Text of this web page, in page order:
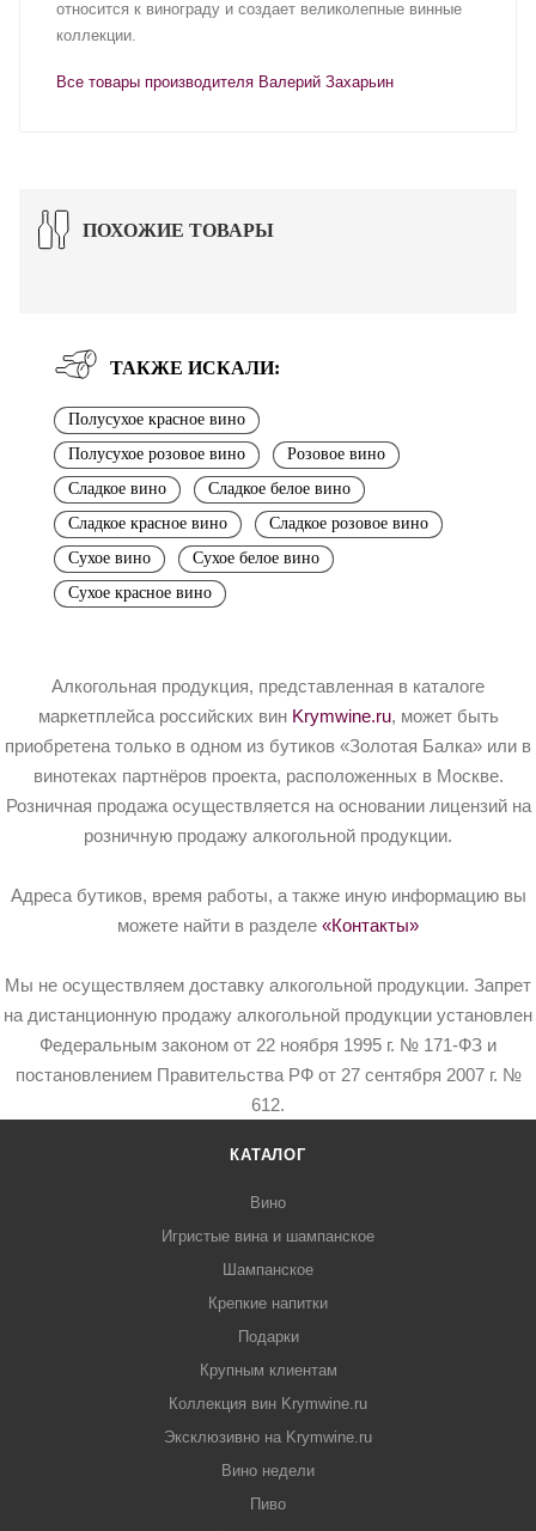
относится к винограду и создает великолепные винные
коллекции.
Все товары производителя Валерий Захарьин
ПОХОЖИЕ ТОВАРЫ
ТАКЖЕ ИСКАЛИ:
Полусухое красное вино
Полусухое розовое вино
Розовое вино
Сладкое вино
Сладкое белое вино
Сладкое красное вино
Сладкое розовое вино
Сухое вино
Сухое белое вино
Сухое красное вино
Алкогольная продукция, представленная в каталоге
маркетплейса российских вин Krymwine.ru, может быть
приобретена только в одном из бутиков «Золотая Балка» или в
винотеках партнёров проекта, расположенных в Москве.
Розничная продажа осуществляется на основании лицензий на
розничную продажу алкогольной продукции.
Адреса бутиков, время работы, а также иную информацию вы
можете найти в разделе «Контакты»
Мы не осуществляем доставку алкогольной продукции. Запрет
на дистанционную продажу алкогольной продукции установлен
Федеральным законом от 22 ноября 1995 г. № 171-ФЗ и
постановлением Правительства РФ от 27 сентября 2007 г. №
612.
КАТАЛОГ
Вино
Игристые вина и шампанское
Шампанское
Крепкие напитки
Подарки
Крупным клиентам
Коллекция вин Krymwine.ru
Эксклюзивно на Krymwine.ru
Вино недели
Пиво